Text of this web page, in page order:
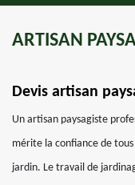
ARTISAN
Devis artisan
Un artisan paysagiste
mérite la confiance de
jardin. Le travail de